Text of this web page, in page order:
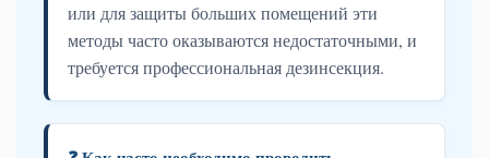
или для защиты больших помещений эти
методы часто оказываются недостаточными, и
требуется профессиональная дезинсекция.